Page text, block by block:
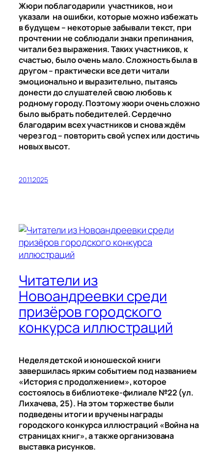
Жюри поблагодарили участников, но и
указали на ошибки, которые можно избежать
в будущем – некоторые забывали текст, при
прочтении не соблюдали знаки препинания,
читали без выражения. Таких участников, к
счастью, было очень мало. Сложность была в
другом – практически все дети читали
эмоционально и выразительно, пытаясь
донести до слушателей свою любовь к
родному городу. Поэтому жюри очень сложно
было выбрать победителей. Сердечно
благодарим всех участников и снова ждём
через год – повторить свой успех или достичь
новых высот.
20.11.2025
Читатели из
Новоандреевки среди
призёров городского
конкурса иллюстраций
Неделя детской и юношеской книги
завершилась ярким событием под названием
«История с продолжением», которое
состоялось в библиотеке-филиале №22 (ул.
Лихачева, 25). На этом торжестве были
подведены итоги и вручены награды
городского конкурса иллюстраций «Война на
страницах книг», а также организована
выставка рисунков.